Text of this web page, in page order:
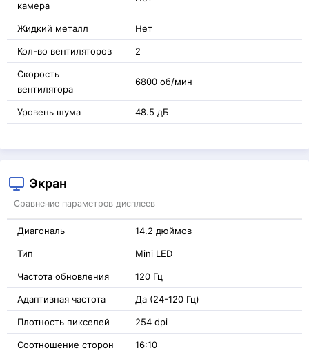
камера
Жидкий металл Нет
Кол-во вентиляторов 2
Скорость
вентилятора
6800 об/мин
Уровень шума 48.5 дБ
Экран
Сравнение параметров дисплеев
Диагональ 14.2 дюймов
Тип Mini LED
Частота обновления 120 Гц
Адаптивная частота Да (24-120 Гц)
Плотность пикселей 254 dpi
Соотношение сторон 16:10